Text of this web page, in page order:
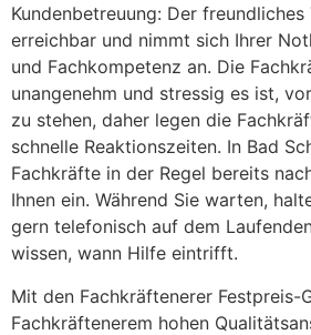
Kundenbetreuung: Der
erreichbar und nimmt sich Ihrer
und Fachkompetenz an. Die
unangenehm und stressig es ist,
zu stehen, daher legen die
schnelle Reaktionszeiten. In Bad
Fachkräfte in der Regel bereits
Ihnen ein. Während Sie warten,
gern telefonisch auf dem
wissen, wann Hilfe eintrifft.
Mit den Fachkräftenerer Festpreis-
Fachkräftenerem hohen